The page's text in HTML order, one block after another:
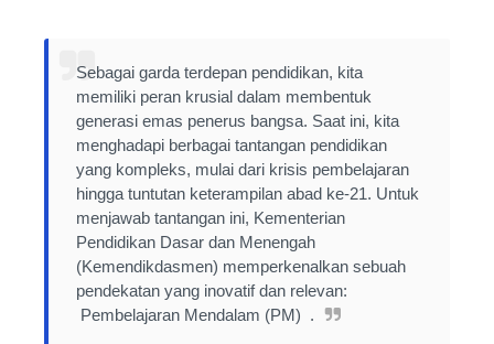
Sebagai garda terdepan pendidikan, kita
memiliki peran krusial dalam membentuk
generasi emas penerus bangsa. Saat ini, kita
menghadapi berbagai tantangan pendidikan
yang kompleks, mulai dari krisis pembelajaran
hingga tuntutan keterampilan abad ke-21. Untuk
menjawab tantangan ini, Kementerian
Pendidikan Dasar dan Menengah
(Kemendikdasmen) memperkenalkan sebuah
pendekatan yang inovatif dan relevan:
Pembelajaran Mendalam (PM) .